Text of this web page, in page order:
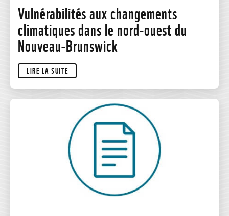
Vulnérabilités aux changements
climatiques dans le nord-ouest du
Nouveau-Brunswick
LIRE LA SUITE